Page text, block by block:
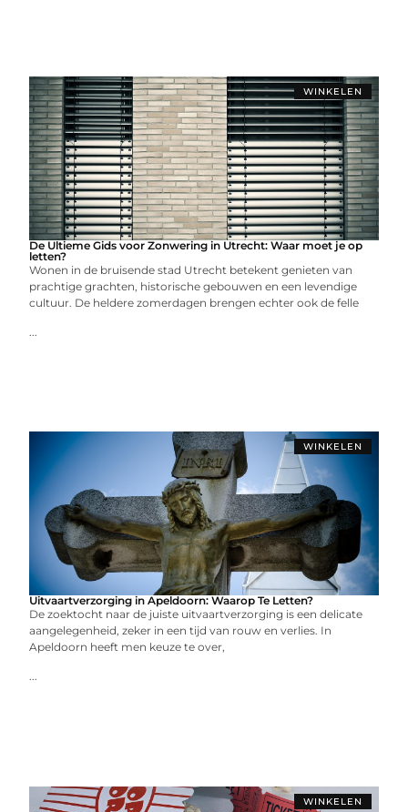
WINKELEN
De Ultieme Gids voor Zonwering in Utrecht: Waar moet je op
letten?
Wonen in de bruisende stad Utrecht betekent genieten van
prachtige grachten, historische gebouwen en een levendige
cultuur. De heldere zomerdagen brengen echter ook de felle
...
WINKELEN
Uitvaartverzorging in Apeldoorn: Waarop Te Letten?
De zoektocht naar de juiste uitvaartverzorging is een delicate
aangelegenheid, zeker in een tijd van rouw en verlies. In
Apeldoorn heeft men keuze te over,
...
WINKELEN